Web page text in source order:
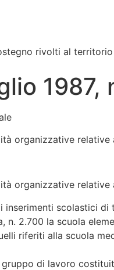
rivolti al territorio
1987,
organizzative
organizzative
scolastici di
n. 2.700 la scuola
riferiti alla scuola
di lavoro